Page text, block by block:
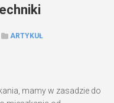
ARTYKUŁ
mamy w zasadzie do